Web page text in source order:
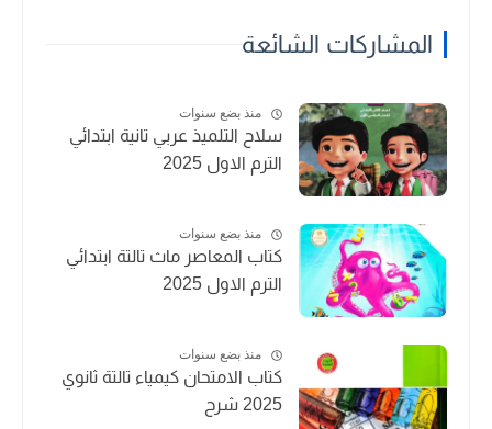
المشاركات الشائعة
منذ بضع سنوات
سلاح التلميذ عربي تانية ابتدائي
الترم الاول 2025
منذ بضع سنوات
كتاب المعاصر ماث تالتة ابتدائي
الترم الاول 2025
منذ بضع سنوات
كتاب الامتحان كيمياء تالتة ثانوي
2025 شرح